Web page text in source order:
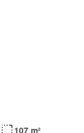
107 m²